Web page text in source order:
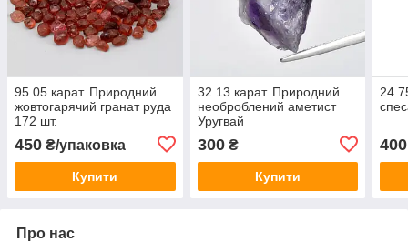
95.05 карат. Природний
жовтогарячий гранат руда
172 шт.
450 ₴/упаковка
Купити
32.13 карат. Природний
необроблений аметист
Уругвай
300₴
Купити
400
Про нас